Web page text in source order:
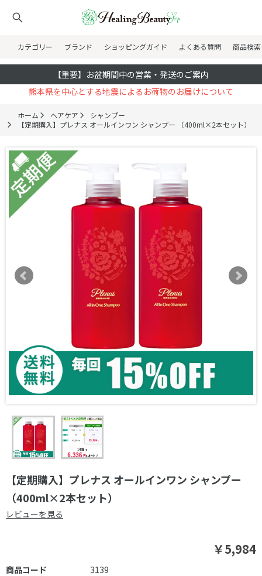
カテゴリー ブランド ショッピングガイド よくある質問 商品検索
【重要】お盆期間中の営業・発送のご案内
熊本県を中心とする地震によるお荷物のお届けについて
ホーム ヘアケア
シャンプー
【定期購入】プレナス オールインワン シャンプー （400ml×2本セット）
【定期購入】プレナス オールインワン シャンプー
（400ml×2本セット）
レビューを見る
￥5,984
商品コード
3139